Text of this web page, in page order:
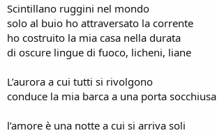
Scintillano ruggini nel mondo
solo al buio ho attraversato la corrente
ho costruito la mia casa nella durata
di oscure lingue di fuoco, licheni, liane
L’aurora a cui tutti si rivolgono
conduce la mia barca a una porta socchiusa
l’amore è una notte a cui si arriva soli